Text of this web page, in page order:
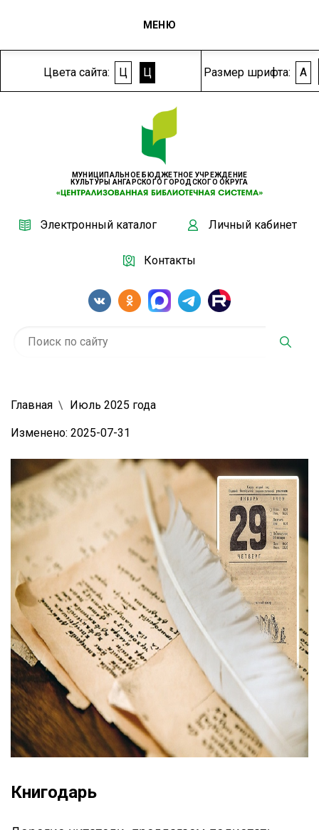
Цвета сайта: Ц Ц Размер шрифта: A
МУНИЦИПАЛЬНОЕ БЮДЖЕТНОЕ УЧРЕЖДЕНИЕ
КУЛЬТУРЫ АНГАРСКОГО ГОРОДСКОГО ОКРУГА
Электронный каталог Личный кабинет
Контакты
МЕНЮ
Главная Июль 2025 года
Изменено: 2025-07-31
Книгодарь